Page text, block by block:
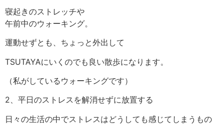
寝起きのストレッチや
午前中のウォーキング。
運動せずとも、ちょっと外出して
TSUTAYAにいくのでも良い散歩になります。
（私がしているウォーキングです）
2、平日のストレスを解消せずに放置する
日々の生活の中でストレスはどうしても感じてしまうもの